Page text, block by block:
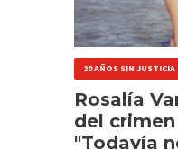
20 AÑOS SIN JUSTICIA
Rosalía
del
"Todavía